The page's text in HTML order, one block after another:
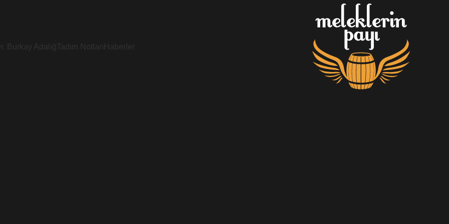
Burkay Adalığ Tadım Notları Haberler